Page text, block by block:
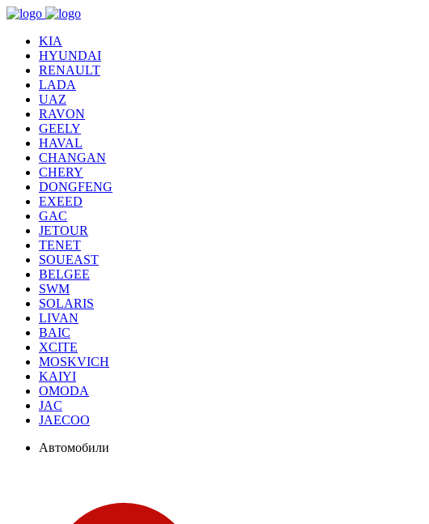
KIA
HYUNDAI
RENAULT
LADA
UAZ
RAVON
GEELY
HAVAL
CHANGAN
CHERY
DONGFENG
EXEED
GAC
JETOUR
TENET
SOUEAST
BELGEE
SWM
SOLARIS
LIVAN
BAIC
XCITE
MOSKVICH
KAIYI
OMODA
JAC
JAECOO
Автомобили